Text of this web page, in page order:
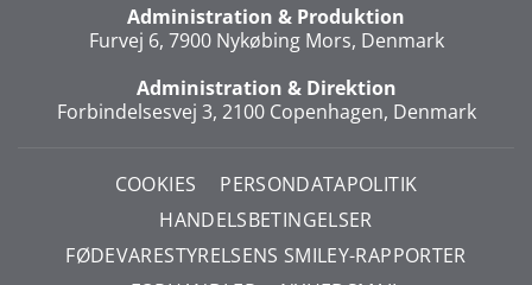
Administration & Produktion
Furvej 6, 7900 Nykøbing Mors, Denmark
Administration & Direktion
Forbindelsesvej 3, 2100 Copenhagen, Denmark
COOKIES
PERSONDATAPOLITIK
HANDELSBETINGELSER
FØDEVARESTYRELSENS SMILEY-RAPPORTER